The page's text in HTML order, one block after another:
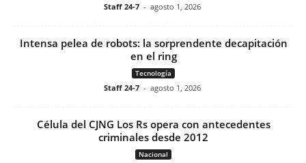
Staff 24-7 - agosto 1, 2026
Intensa pelea de robots: la sorprendente decapitación
en el ring
Tecnología
Staff 24-7 - agosto 1, 2026
Célula del CJNG Los Rs opera con antecedentes
criminales desde 2012
Nacional